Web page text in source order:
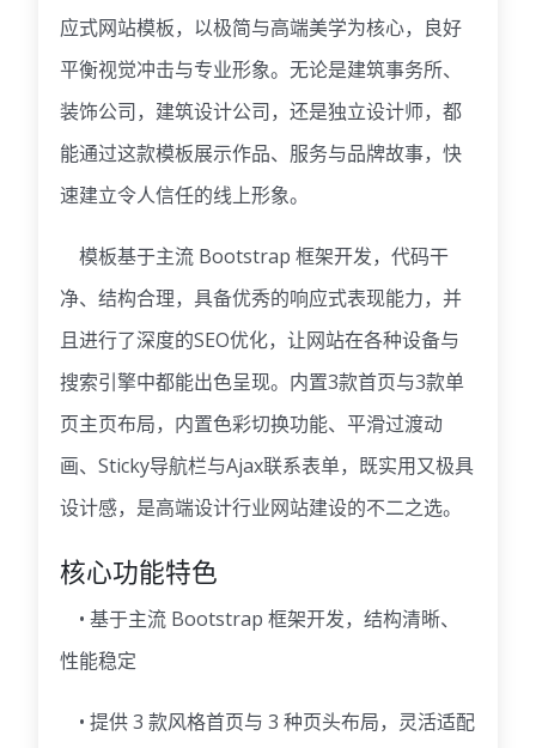
应式网站模板，以极简与高端美学为核心，良好
平衡视觉冲击与专业形象。无论是建筑事务所、
装饰公司，建筑设计公司，还是独立设计师，都
能通过这款模板展示作品、服务与品牌故事，快
速建立令人信任的线上形象。
模板基于主流 Bootstrap 框架开发，代码干
净、结构合理，具备优秀的响应式表现能力，并
且进行了深度的SEO优化，让网站在各种设备与
搜索引擎中都能出色呈现。内置3款首页与3款单
页主页布局，内置色彩切换功能、平滑过渡动
画、Sticky导航栏与Ajax联系表单，既实用又极具
设计感，是高端设计行业网站建设的不二之选。
核心功能特色
• 基于主流 Bootstrap 框架开发，结构清晰、
性能稳定
• 提供 3 款风格首页与 3 种页头布局，灵活适配